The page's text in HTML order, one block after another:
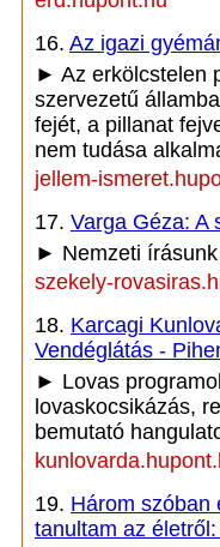
16. Az igazi
► Az erkölcstelen
szervezetű
fejét, a pillanat
nem tudása
jellem-
17. Varga Géza: A
► Nemzeti
szekely-
18. Karcagi
Vendéglátás -
► Lovas
lovaskocsikázás,
bemutató
19. Három szóban
tanultam az